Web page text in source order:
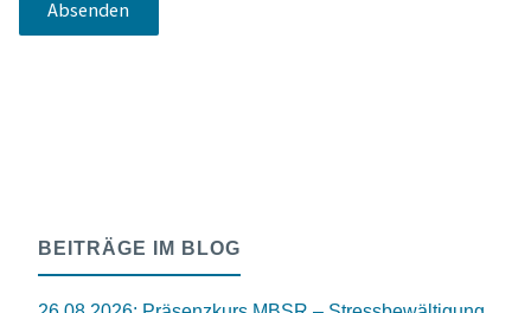
BEITRÄGE IM BLOG